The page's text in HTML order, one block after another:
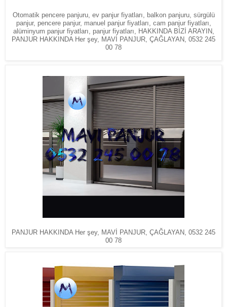
Otomatik pencere panjuru, ev panjur fiyatları, balkon panjuru, sürgülü
panjur, pencere panjur, manuel panjur fiyatları, cam panjur fiyatları,
alüminyum panjur fiyatları, panjur fiyatları, HAKKINDA BİZİ ARAYIN,
PANJUR HAKKINDA Her şey, MAVİ PANJUR, ÇAĞLAYAN, 0532 245
00 78
PANJUR HAKKINDA Her şey, MAVİ PANJUR, ÇAĞLAYAN, 0532 245
00 78